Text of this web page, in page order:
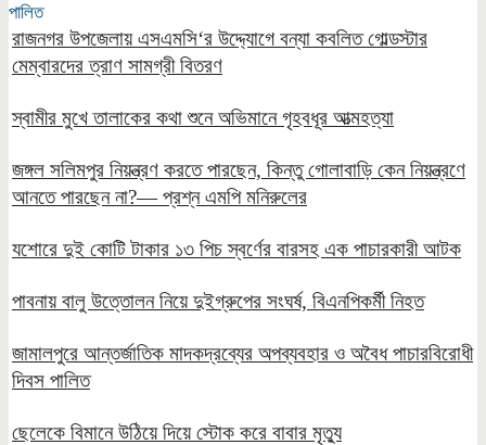
পালিত
রাজনগর উপজেলায় এসএমসি‘র উদ্দ্যোগে বন্যা কবলিত গোল্ডস্টার
মেম্বারদের ত্রাণ সামগ্রী বিতরণ
স্বামীর মুখে তালাকের কথা শুনে অভিমানে গৃহবধূর আত্মহত্যা
জঙ্গল সলিমপুর নিয়ন্ত্রণ করতে পারছেন, কিন্তু গোলাবাড়ি কেন নিয়ন্ত্রণে
আনতে পারছেন না?— প্রশ্ন এমপি মনিরুলের
যশোরে দুই কোটি টাকার ১৩ পিচ স্বর্ণের বারসহ এক পাচারকারী আটক
পাবনায় বালু উত্তোলন নিয়ে দুইগ্রুপের সংঘর্ষ, বিএনপিকর্মী নিহত
জামালপুরে আন্তর্জাতিক মাদকদ্রব্যের অপব্যবহার ও অবৈধ পাচারবিরোধী
দিবস পালিত
ছেলেকে বিমানে উঠিয়ে দিয়ে স্টোক করে বাবার মৃত্যু